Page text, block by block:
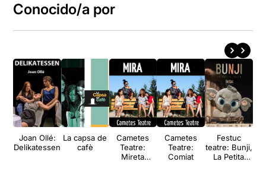
Conocido/a por
Joan Ollé:
Delikatessen
La capsa de
cafè
Cametes
Teatre:
Mireta
Cametes
Teatre:
Comiat
Festuc
teatre: Bunji,
La Petita